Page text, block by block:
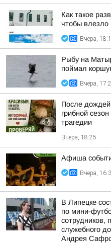
Как такое
чтобы влезло
Вчера,
Рыбу на
поймал
Вчера,
После дождей
грибной
трагедии
Вчера, 18:25
Афиша
Вчера,
В Липецке
по мини-
сотрудников,
служебного
Андрея